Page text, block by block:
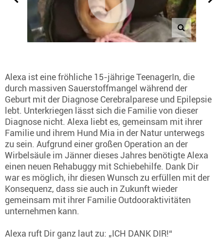
Alexa ist eine fröhliche 15-jährige TeenagerIn, die
durch massiven Sauerstoffmangel während der
Geburt mit der Diagnose Cerebralparese und Epilepsie
lebt. Unterkriegen lässt sich die Familie von dieser
Diagnose nicht. Alexa liebt es, gemeinsam mit ihrer
Familie und ihrem Hund Mia in der Natur unterwegs
zu sein. Aufgrund einer großen Operation an der
Wirbelsäule im Jänner dieses Jahres benötigte Alexa
einen neuen Rehabuggy mit Schiebehilfe. Dank Dir
war es möglich, ihr diesen Wunsch zu erfüllen mit der
Konsequenz, dass sie auch in Zukunft wieder
gemeinsam mit ihrer Familie Outdooraktivitäten
unternehmen kann.
Alexa ruft Dir ganz laut zu: „ICH DANK DIR!“